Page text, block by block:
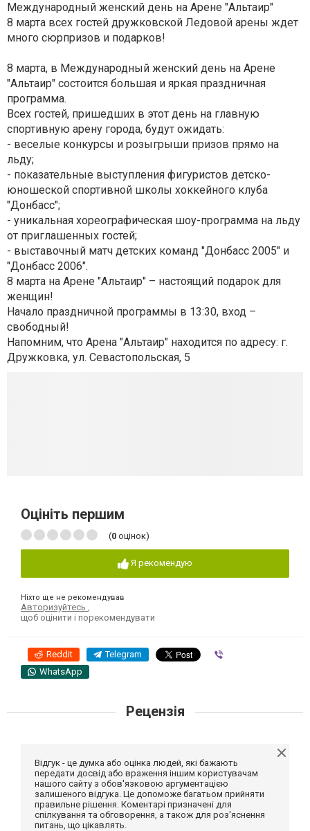
Международный женский день на Арене "Альтаир"
8 марта всех гостей дружковской Ледовой арены ждет
много сюрпризов и подарков!
8 марта, в Международный женский день на Арене
"Альтаир" состоится большая и яркая праздничная
программа.
Всех гостей, пришедших в этот день на главную
спортивную арену города, будут ожидать:
- веселые конкурсы и розыгрыши призов прямо на
льду;
- показательные выступления фигуристов детско-
юношеской спортивной школы хоккейного клуба
"Донбасс";
- уникальная хореографическая шоу-программа на льду
от приглашенных гостей;
- выставочный матч детских команд "Донбасс 2005" и
"Донбасс 2006".
8 марта на Арене "Альтаир" – настоящий подарок для
женщин!
Начало праздничной программы в 13:30, вход –
свободный!
Напомним, что Арена "Альтаир" находится по адресу: г.
Дружковка, ул. Севастопольская, 5
Оцініть першим
(0 оцінок)
Я рекомендую
Ніхто ще не рекомендував
Авторизуйтесь
щоб оцінити і порекомендувати
Reddit Telegram
WhatsApp
Рецензія
Відгук - це думка або оцінка людей, які бажають
передати досвід або враження іншим користувачам
нашого сайту з обов'язковою аргументацією
залишеного відгука. Це допоможе багатьом прийняти
правильне рішення. Коментарі призначені для
спілкування та обговорення, а також для роз'яснення
питань, що цікавлять.